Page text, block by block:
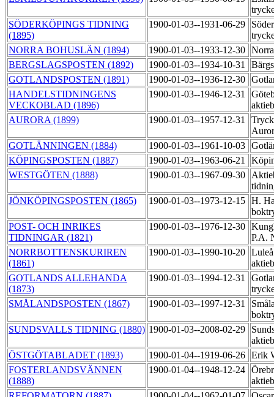
SÖDERKÖPINGS TIDNING
(1895)
1900-01-03--1931-06-29
NORRA BOHUSLÄN (1894)
1900-01-03--1933-12-30
BERGSLAGSPOSTEN (1892)
1900-01-03--1934-10-31
GOTLANDSPOSTEN (1891)
1900-01-03--1936-12-30
HANDELSTIDNINGENS
VECKOBLAD (1896)
1900-01-03--1946-12-31
AURORA (1899)
1900-01-03--1957-12-31
GOTLÄNNINGEN (1884)
1900-01-03--1961-10-03
KÖPINGSPOSTEN (1887)
1900-01-03--1963-06-21
WESTGÖTEN (1888)
1900-01-03--1967-09-30
JÖNKÖPINGSPOSTEN (1865)
1900-01-03--1973-12-15 H.
POST- OCH INRIKES
TIDNINGAR (1821)
1900-01-03--1976-12-30
P.A.
NORRBOTTENSKURIREN
(1861)
1900-01-03--1990-10-20
GOTLANDS ALLEHANDA
(1873)
1900-01-03--1994-12-31
SMÅLANDSPOSTEN (1867)
1900-01-03--1997-12-31
SUNDSVALLS TIDNING (1880) 1900-01-03--2008-02-29
ÖSTGÖTABLADET (1893)
1900-01-04--1919-06-26 Erik
FOSTERLANDSVÄNNEN
(1888)
1900-01-04--1948-12-24